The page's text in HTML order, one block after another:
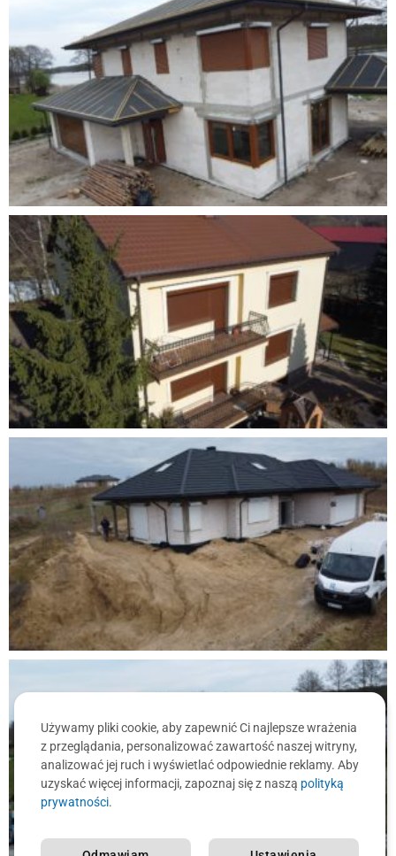
Używamy pliki cookie, aby zapewnić Ci najlepsze wrażenia
z przeglądania, personalizować zawartość naszej witryny,
analizować jej ruch i wyświetlać odpowiednie reklamy. Aby
uzyskać więcej informacji, zapoznaj się z naszą polityką
prywatności.